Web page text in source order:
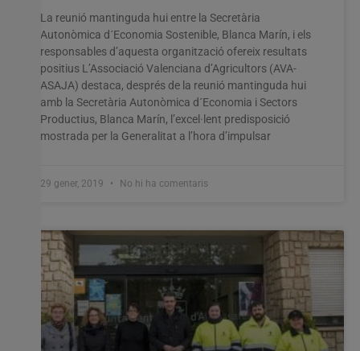
La reunió mantinguda hui entre la Secretària
Autonòmica d´Economia Sostenible, Blanca Marín, i els
responsables d’aquesta organització ofereix resultats
positius L’Associació Valenciana d’Agricultors (AVA-
ASAJA) destaca, després de la reunió mantinguda hui
amb la Secretària Autonòmica d´Economia i Sectors
Productius, Blanca Marín, l’excel·lent predisposició
mostrada per la Generalitat a l’hora d’impulsar
29 gener, 2019 No hi ha comentaris